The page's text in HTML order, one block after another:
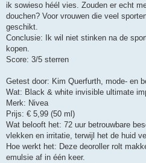
ik sowieso héél vies. Zouden er echt
douchen? Voor vrouwen die veel
geschikt.
Conclusie: Ik wil niet stinken na de
kopen.
Score: 3/5 sterren
Getest door: Kim Querfurth, mode- en
Wat: Black & white invisible ultimate
Merk: Nivea
Prijs: € 5,99 (50 ml)
Wat belooft het: 72 uur betrouwbare
vlekken en irritatie, terwijl het de huid
Hoe werkt het: Deze deoroller rolt
emulsie af in één keer.